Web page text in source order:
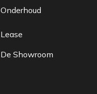
Onderhoud
Lease
De Showroom